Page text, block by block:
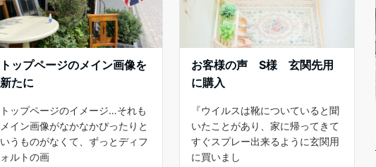
トップページのメイン画像を
新たに
トップページのイメージ…それも
メイン画像がなかなかぴったりと
いうものがなくて、ずっとディフ
ォルトの画
お客様の声 S様 玄関先用
に購入
『ウイルスは靴についていると聞
いたことがあり、家に帰ってきて
すぐスプレー出来るように玄関用
に買いまし